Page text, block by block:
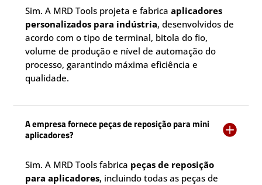
Sim. A MRD Tools projeta e fabricaaplicadores
personalizados para indústria, desenvolvidos de
acordo com o tipo de terminal, bitola do fio,
volume de produção e nível de automação do
processo, garantindo máxima eficiência e
qualidade.
A empresa fornece peças de reposição para mini
aplicadores?

Sim. A MRD Tools fabrica peças de reposição
para aplicadores, incluindo todas as peças de